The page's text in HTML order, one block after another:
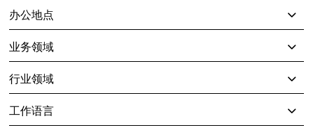
办公地点
业务领域
行业领域
工作语言